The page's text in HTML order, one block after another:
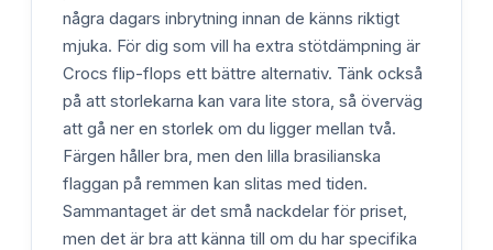
några dagars inbrytning innan de känns riktigt
mjuka. För dig som vill ha extra stötdämpning är
Crocs flip-flops ett bättre alternativ. Tänk också
på att storlekarna kan vara lite stora, så överväg
att gå ner en storlek om du ligger mellan två.
Färgen håller bra, men den lilla brasilianska
flaggan på remmen kan slitas med tiden.
Sammantaget är det små nackdelar för priset,
men det är bra att känna till om du har specifika